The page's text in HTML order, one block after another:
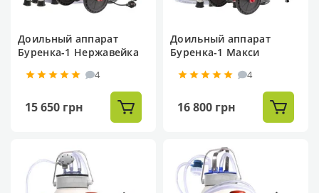
Доильный аппарат
Буренка-1 Нержавейка
4
15 650 грн
Доильный аппарат
Буренка-1 Макси
4
16 800 грн